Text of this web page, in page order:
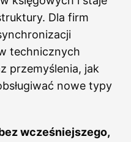
Dla firm
technicznych
przemyślenia, jak
nowe typy
wcześniejszego,